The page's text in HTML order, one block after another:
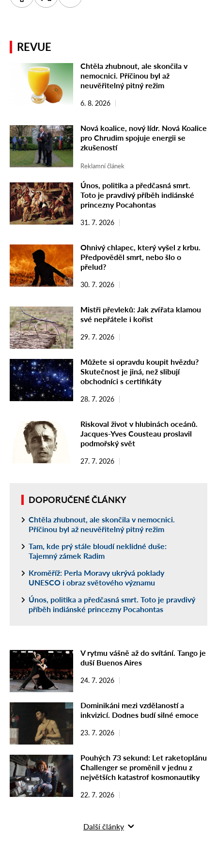
REVUE
Chtěla zhubnout, ale skončila v
nemocnici. Příčinou byl až
neuvěřitelný pitný režim
6. 8. 2026
Nová koalice, nový lídr. Nová Koalice
pro Chrudim spojuje energii se
zkušeností
Reklamní článek
Únos, politika a předčasná smrt.
Toto je pravdivý příběh indiánské
princezny Pocahontas
31. 7. 2026
Ohnivý chlapec, který vyšel z krbu.
Předpověděl smrt, nebo šlo o
přelud?
30. 7. 2026
Mistři převleků: Jak zvířata klamou
své nepřátele i kořist
29. 7. 2026
Můžete si opravdu koupit hvězdu?
Skutečnost je jiná, než slibují
obchodníci s certifikáty
28. 7. 2026
Riskoval život v hlubinách oceánů.
Jacques-Yves Cousteau proslavil
podmořský svět
27. 7. 2026
DOPORUČENÉ ČLÁNKY
Chtěla zhubnout, ale skončila v nemocnici.
Příčinou byl až neuvěřitelný pitný režim
Tam, kde prý stále bloudí neklidné duše:
Tajemný zámek Radim
Kroměříž: Perla Moravy ukrývá poklady
UNESCO i obraz světového významu
Únos, politika a předčasná smrt. Toto je pravdivý
příběh indiánské princezny Pocahontas
V rytmu vášně až do svítání. Tango je
duší Buenos Aires
24. 7. 2026
Dominikáni mezi vzdělaností a
inkvizicí. Dodnes budí silné emoce
23. 7. 2026
Pouhých 73 sekund: Let raketoplánu
Challenger se proměnil v jednu z
největších katastrof kosmonautiky
22. 7. 2026
Další články